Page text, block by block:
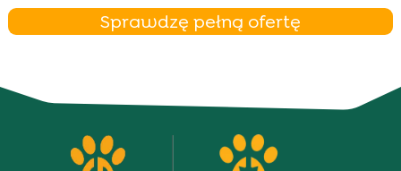
Sprawdzę pełną ofertę